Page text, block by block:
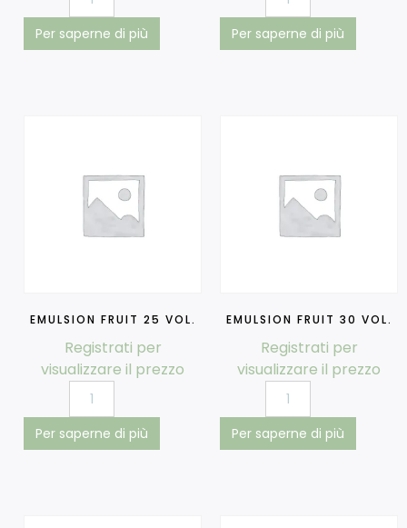
Per saperne di più Per saperne di più
EMULSION FRUIT 25 VOL.
Registrati per
visualizzare il prezzo
Per saperne di più
EMULSION FRUIT 30 VOL.
Registrati per
visualizzare il prezzo
Per saperne di più